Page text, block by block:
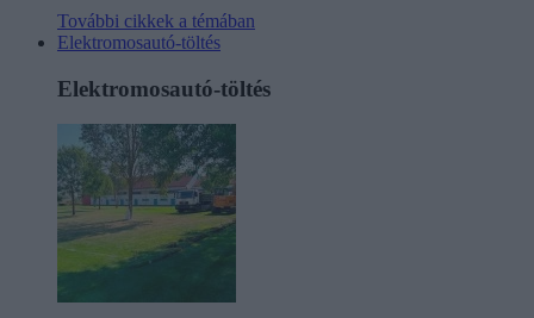
További cikkek a témában
Elektromosautó-töltés
Elektromosautó-töltés